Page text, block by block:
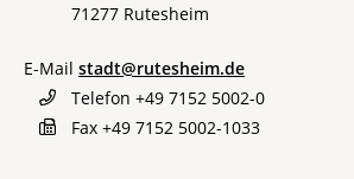
71277 Rutesheim
E-Mail stadt@rutesheim.de
Telefon +49 7152 5002-0
Fax +49 7152 5002-1033